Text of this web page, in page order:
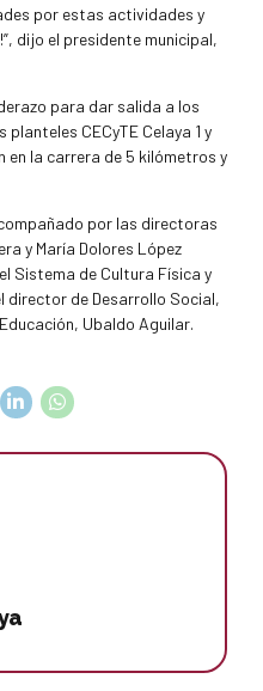
por estas actividades y
dijo el presidente municipal,
para dar salida a los
CECyTE Celaya 1 y
en la carrera de 5 kilómetros y
por las directoras
y María Dolores López
Sistema de Cultura Física y
director de Desarrollo Social,
Ubaldo Aguilar.